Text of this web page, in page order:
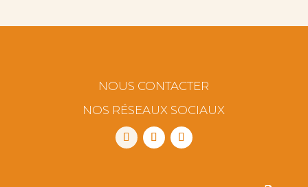
NOUS CONTACTER
NOS RÉSEAUX SOCIAUX